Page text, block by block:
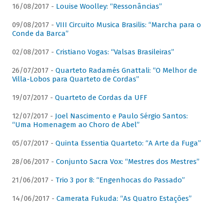
16/08/2017 - Louise Woolley: “Ressonâncias”
09/08/2017 - VIII Circuito Musica Brasilis: “Marcha para o
Conde da Barca”
02/08/2017 - Cristiano Vogas: “Valsas Brasileiras”
26/07/2017 - Quarteto Radamés Gnattali: “O Melhor de
Villa-Lobos para Quarteto de Cordas”
19/07/2017 - Quarteto de Cordas da UFF
12/07/2017 - Joel Nascimento e Paulo Sérgio Santos:
“Uma Homenagem ao Choro de Abel”
05/07/2017 - Quinta Essentia Quarteto: “A Arte da Fuga”
28/06/2017 - Conjunto Sacra Vox: “Mestres dos Mestres”
21/06/2017 - Trio 3 por 8: “Engenhocas do Passado”
14/06/2017 - Camerata Fukuda: “As Quatro Estações”